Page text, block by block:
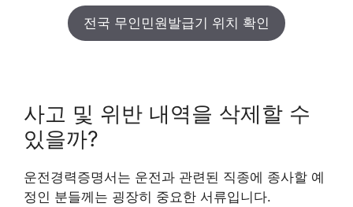
전국 무인민원발급기 위치 확인
사고 및 위반 내역을 삭제할 수
있을까?
운전경력증명서는 운전과 관련된 직종에 종사할 예
정인 분들께는 굉장히 중요한 서류입니다.